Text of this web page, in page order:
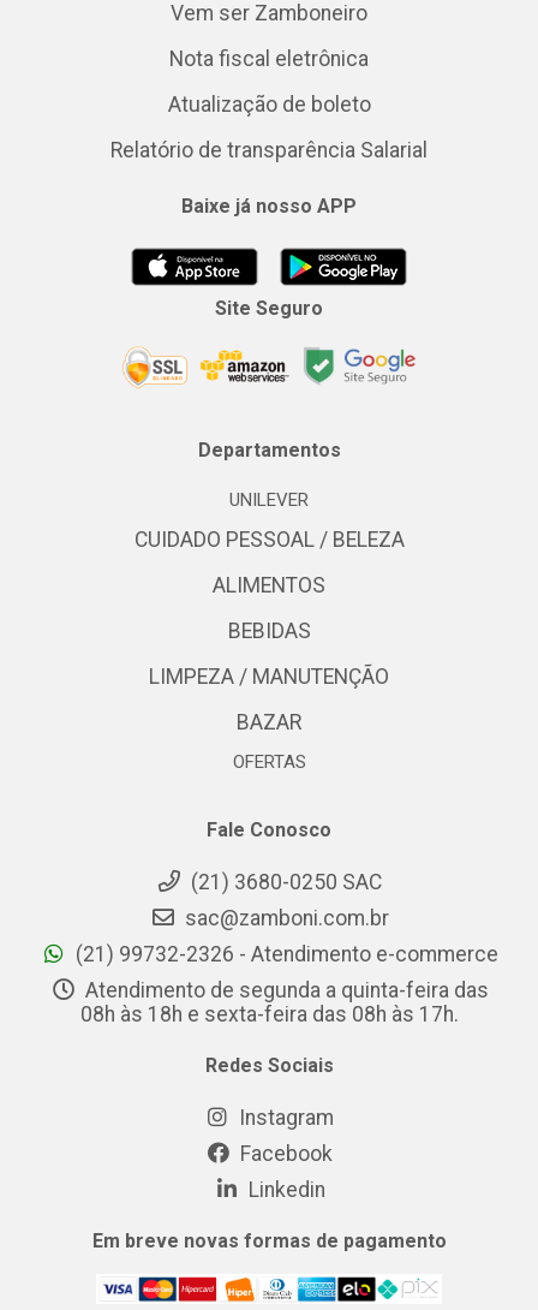
Vem ser Zamboneiro
Nota fiscal eletrônica
Atualização de boleto
Relatório de transparência Salarial
Baixe já nosso APP
Site Seguro
Departamentos
UNILEVER
CUIDADO PESSOAL / BELEZA
ALIMENTOS
BEBIDAS
LIMPEZA / MANUTENÇÃO
BAZAR
OFERTAS
Fale Conosco
(21) 3680-0250 SAC
sac@zamboni.com.br
(21) 99732-2326 - Atendimento e-commerce
Atendimento de segunda a quinta-feira das
08h às 18h e sexta-feira das 08h às 17h.
Redes Sociais
Instagram
Facebook
Linkedin
Em breve novas formas de pagamento